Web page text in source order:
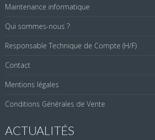
Maintenance informatique
Qui sommes-nous ?
Responsable Technique de Compte (H/F)
Contact
Mentions légales
Conditions Générales de Vente
ACTUALITÉS